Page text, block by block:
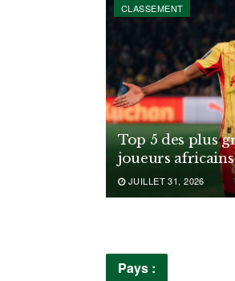
CLASSEMENT
Top 5 des plus
joueurs
JUILLET 31, 2026
Pays :